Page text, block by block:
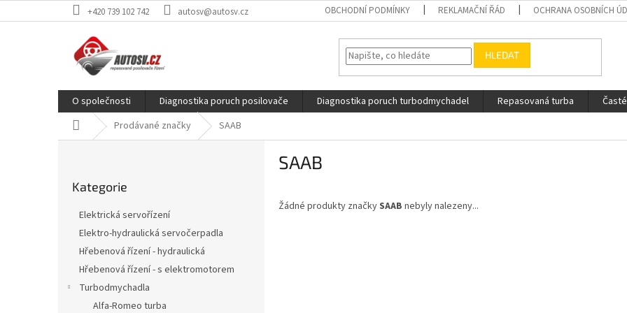
na
+420 739 102 742 autosv@autosv.cz OBCHODNÍ PODMÍNKY REKLAMAČNÍ ŘÁD OCHRANA OSOBNÍCH
HLEDAT
O společnosti Diagnostika poruch posilovače Diagnostika poruch turbodmychadel Repasovaná turba
Domů Prodávané značky SAAB
kategorie
Kategorie
Elektrická servořízení
Elektro-hydraulická servočerpadla
Hřebenová řízení - hydraulická
Hřebenová řízení - s elektromotorem
Turbodmychadla
Alfa-Romeo turba
SAAB
Žádné produkty značkySAAB nebyly nalezeny...